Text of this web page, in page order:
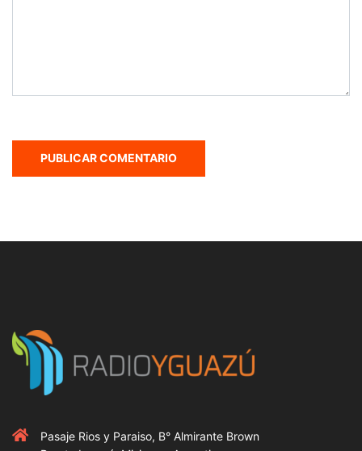
Pasaje Rios y Paraiso, B° Almirante Brown